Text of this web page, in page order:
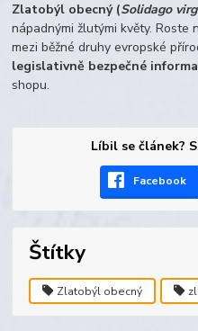
Zlatobýl obecný (Solidago
nápadnými žlutými květy.
mezi běžné druhy evropské
legislativně bezpečné
shopu.
Líbil se článek?
Facebook
Štítky
Zlatobýl obecný